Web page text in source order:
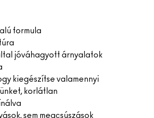
formula
jóváhagyott árnyalatok
kiegészítse valamennyi
korlátlan
sem megcsúszások